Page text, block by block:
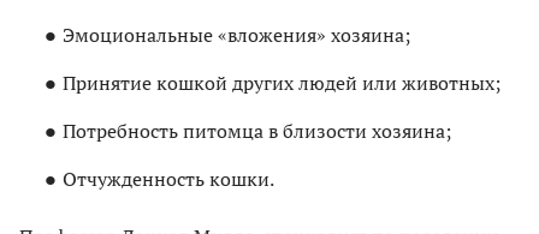
Эмоциональные «вложения» хозяина;
Принятие кошкой других людей или животных;
Потребность питомца в близости хозяина;
Отчужденность кошки.